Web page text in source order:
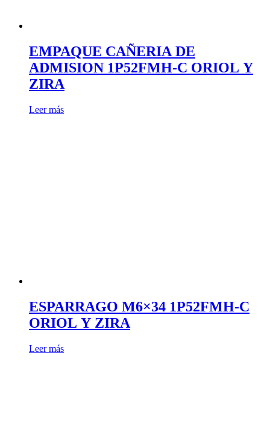
EMPAQUE CAÑERIA DE
ADMISION 1P52FMH-C ORIOL Y
ZIRA
Leer más
ESPARRAGO M6×34 1P52FMH-C
ORIOL Y ZIRA
Leer más